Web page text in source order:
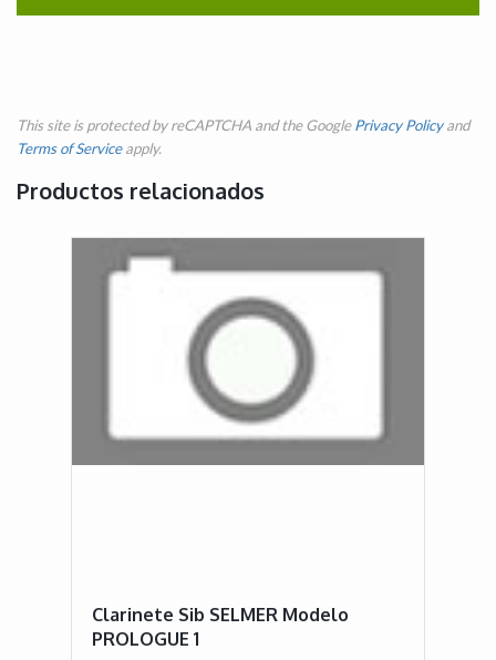
This site is protected by reCAPTCHA and the GooglePrivacy Policyand
Terms of Serviceapply.
Productos relacionados
Clarinete Sib SELMER Modelo
PROLOGUE 1